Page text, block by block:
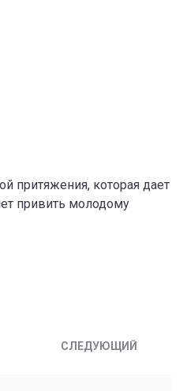
притяжения, которая дает
привить молодому
СЛЕДУЮЩИЙ